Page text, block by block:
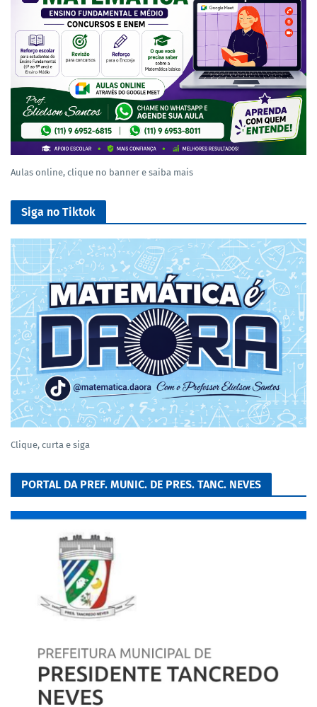
Aulas online, clique no banner e saiba mais
Siga no Tiktok
Clique, curta e siga
PORTAL DA PREF. MUNIC. DE PRES. TANC. NEVES